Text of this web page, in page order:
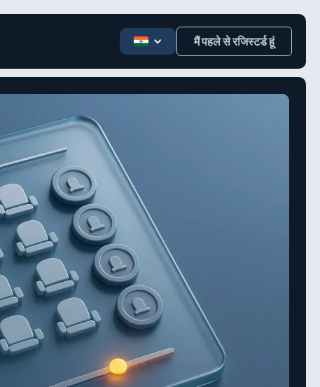
मैं पहले से रजिस्टर्ड हूं